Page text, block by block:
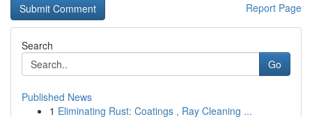
Report Page
Search
Go
Published News
1 Eliminating Rust: Coatings , Ray Cleaning ...